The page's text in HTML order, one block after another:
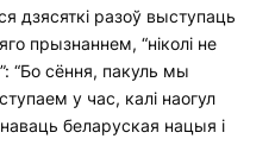
дзясяткі разоў выступаць
прызнаннем, “ніколі не
“Бо сёння, пакуль мы
у час, калі наогул
беларуская нацыя і